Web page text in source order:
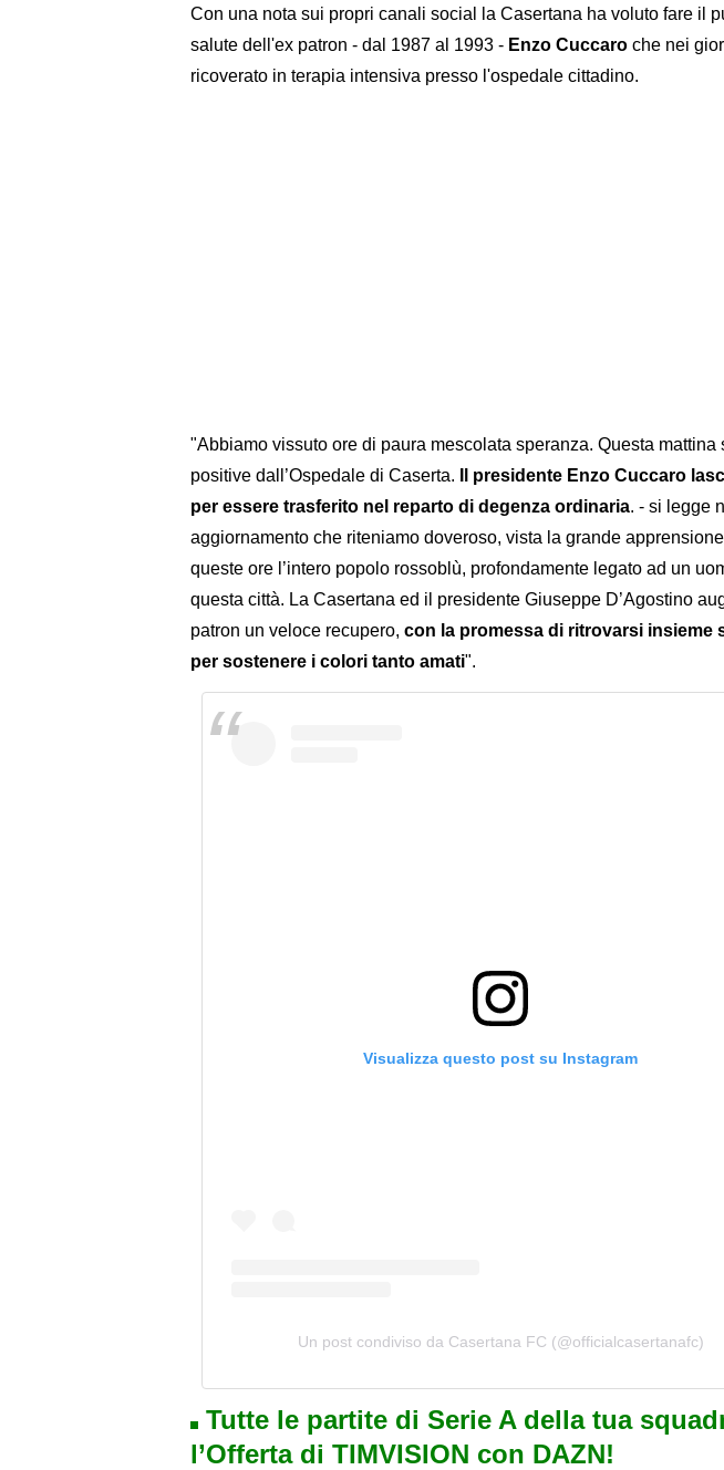
Con una nota sui propri canali social la Casertana ha voluto fare il
salute dell'ex patron - dal 1987 al 1993 - Enzo Cuccaro che nei
ricoverato in terapia intensiva presso l'ospedale cittadino.
"Abbiamo vissuto ore di paura mescolata speranza. Questa mattina
positive dall’Ospedale di Caserta.
Il presidente Enzo Cuccaro
per essere trasferito nel reparto di degenza ordinaria. - si legge
aggiornamento che riteniamo doveroso, vista la grande
queste ore l’intero popolo rossoblù, profondamente legato ad un
questa città. La Casertana ed il presidente Giuseppe D’Agostino
patron un veloce recupero, con la promessa di ritrovarsi insieme
per sostenere i colori tanto amati".
Visualizza questo post su Instagram
Un post condiviso da Casertana FC (@officialcasertanafc)
Tutte le partite di Serie A della tua
l’Offerta di TIMVISION con DAZN!